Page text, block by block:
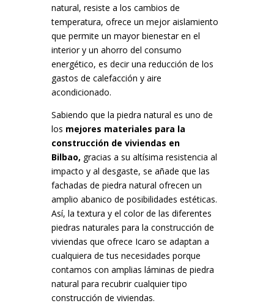
natural, resiste a los cambios de
temperatura, ofrece un mejor aislamiento
que permite un mayor bienestar en el
interior y un ahorro del consumo
energético, es decir una reducción de los
gastos de calefacción y aire
acondicionado.
Sabiendo que la piedra natural es uno de
los mejores materiales para la
construcción de viviendas en
Bilbao, gracias a su altísima resistencia al
impacto y al desgaste, se añade que las
fachadas de piedra natural ofrecen un
amplio abanico de posibilidades estéticas.
Así, la textura y el color de las diferentes
piedras naturales para la construcción de
viviendas que ofrece Icaro se adaptan a
cualquiera de tus necesidades porque
contamos con amplias láminas de piedra
natural para recubrir cualquier tipo
construcción de viviendas.